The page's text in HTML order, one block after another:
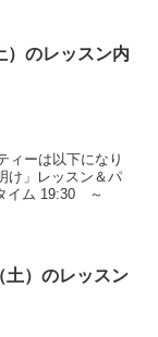
）のレッスン内
ィーは以下になり
け」レッスン＆パ
イム 19:30 ～
土）のレッスン